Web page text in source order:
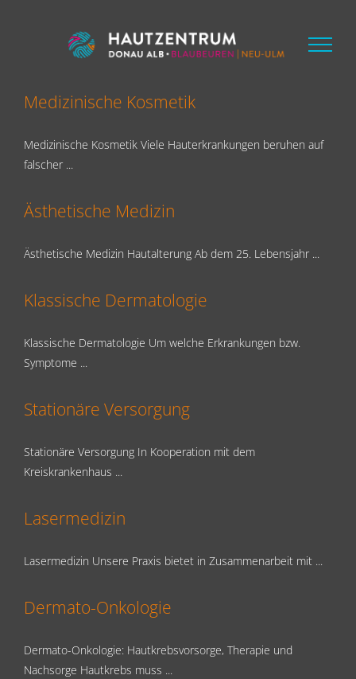
Medizinische Kosmetik
Medizinische Kosmetik Viele Hauterkrankungen beruhen auf
falscher ...
Ästhetische Medizin
Ästhetische Medizin Hautalterung Ab dem 25. Lebensjahr ...
Klassische Dermatologie
Klassische Dermatologie Um welche Erkrankungen bzw.
Symptome ...
Stationäre Versorgung
Stationäre Versorgung In Kooperation mit dem
Kreiskrankenhaus ...
Lasermedizin
Lasermedizin Unsere Praxis bietet in Zusammenarbeit mit ...
Dermato-Onkologie
Dermato-Onkologie: Hautkrebsvorsorge, Therapie und
Nachsorge Hautkrebs muss ...